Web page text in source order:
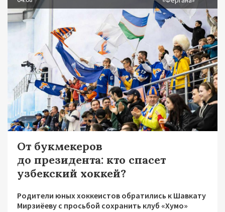
От букмекеров
до президента: кто спасет
узбекский хоккей?
Родители юных хоккеистов обратились к Шавкату
Мирзиёеву с просьбой сохранить клуб «Хумо»